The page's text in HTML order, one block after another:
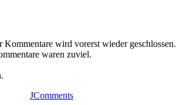
Kommentare wird vorerst wieder geschlossen.
waren zuviel.
JComments